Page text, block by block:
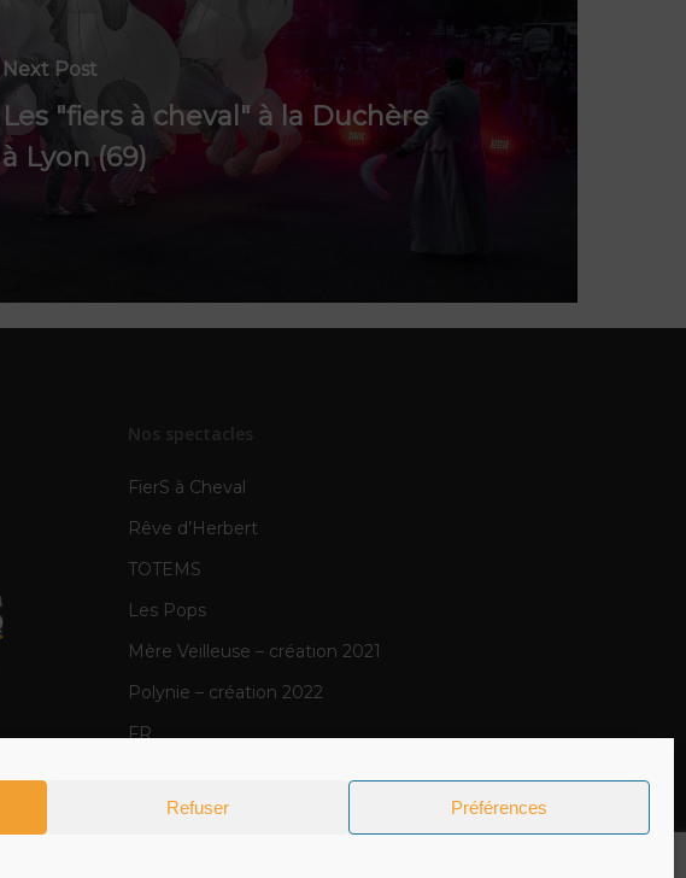
Refuser Préférences
Next Post
Les "fiers à cheval" à la Duchère
à Lyon (69)
Nos spectacles
FierS à Cheval
Rêve d’Herbert
TOTEMS
Les Pops
Mère Veilleuse – création 2021
Polynie – création 2022
FR